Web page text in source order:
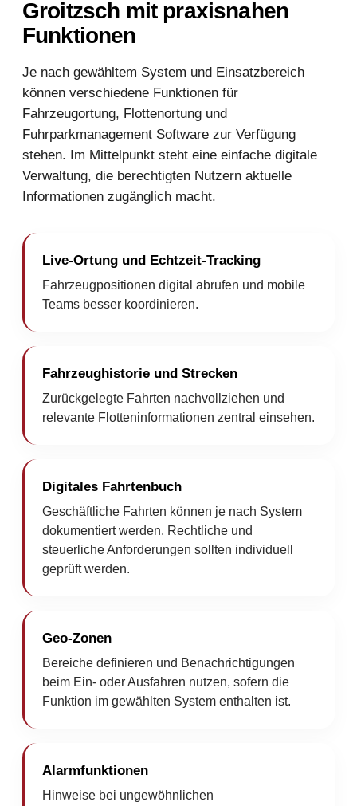
Groitzsch mit praxisnahen
Funktionen
Je nach gewähltem System und Einsatzbereich
können verschiedene Funktionen für
Fahrzeugortung, Flottenortung und
Fuhrparkmanagement Software zur Verfügung
stehen. Im Mittelpunkt steht eine einfache digitale
Verwaltung, die berechtigten Nutzern aktuelle
Informationen zugänglich macht.
Live-Ortung und Echtzeit-Tracking
Fahrzeugpositionen digital abrufen und mobile
Teams besser koordinieren.
Fahrzeughistorie und Strecken
Zurückgelegte Fahrten nachvollziehen und
relevante Flotteninformationen zentral einsehen.
Digitales Fahrtenbuch
Geschäftliche Fahrten können je nach System
dokumentiert werden. Rechtliche und
steuerliche Anforderungen sollten individuell
geprüft werden.
Geo-Zonen
Bereiche definieren und Benachrichtigungen
beim Ein- oder Ausfahren nutzen, sofern die
Funktion im gewählten System enthalten ist.
Alarmfunktionen
Hinweise bei ungewöhnlichen